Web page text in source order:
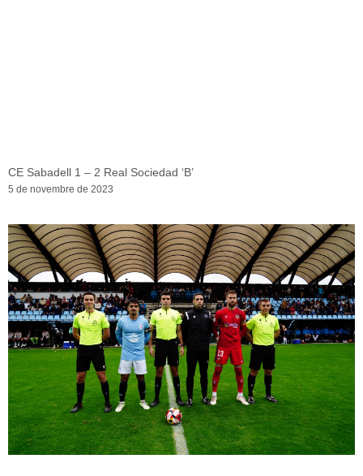
CE Sabadell 1 – 2 Real Sociedad ‘B’
5 de novembre de 2023